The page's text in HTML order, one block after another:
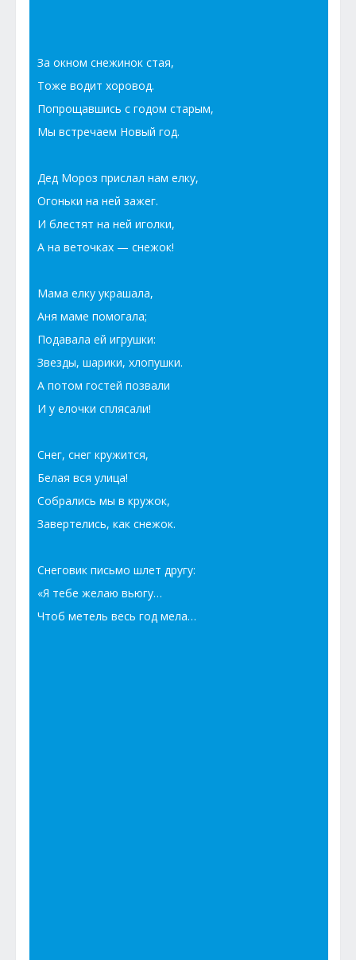
За окном снежинок стая,
Тоже водит хоровод.
Попрощавшись с годом старым,
Мы встречаем Новый год.
Дед Мороз прислал нам елку,
Огоньки на ней зажег.
И блестят на ней иголки,
А на веточках — снежок!
Мама елку украшала,
Аня маме помогала;
Подавала ей игрушки:
Звезды, шарики, хлопушки.
А потом гостей позвали
И у елочки сплясали!
Снег, снег кружится,
Белая вся улица!
Собрались мы в кружок,
Завертелись, как снежок.
Снеговик письмо шлет другу:
«Я тебе желаю вьюгу…
Чтоб метель весь год мела…